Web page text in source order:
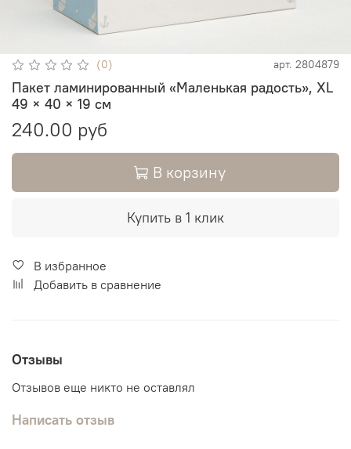
(0) арт. 2804879
Пакет ламинированный «Маленькая радость», XL
49 × 40 × 19 см
240.00 руб
В корзину
Купить в 1 клик
В избранное
Добавить в сравнение
Отзывы
Отзывов еще никто не оставлял
Написать отзыв